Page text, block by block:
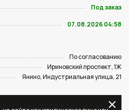
Под заказ
07.08.2026 04:58
По согласованию
Ириновский проспект, 1Ж
Янино, Индустриальная улица, 21